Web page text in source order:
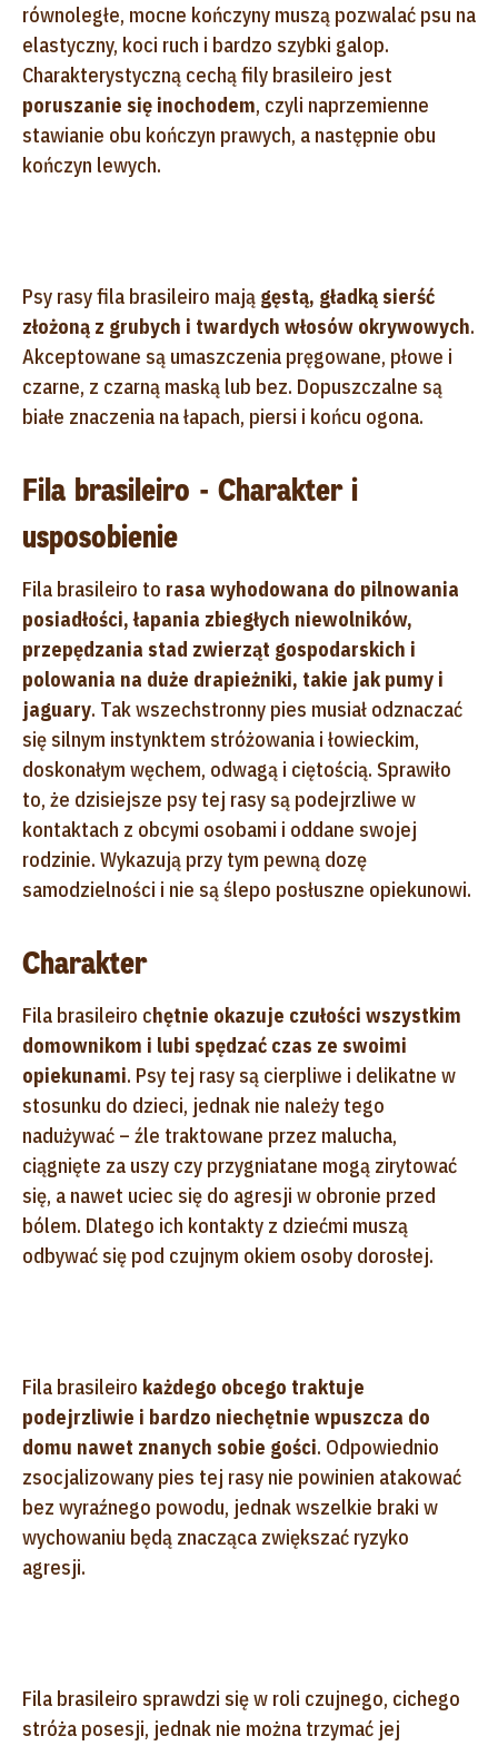
równoległe, mocne kończyny muszą pozwalać psu na
elastyczny, koci ruch i bardzo szybki galop.
Charakterystyczną cechą fily brasileiro jest
poruszanie się inochodem, czyli naprzemienne
stawianie obu kończyn prawych, a następnie obu
kończyn lewych.
Psy rasy fila brasileiro mają gęstą, gładką sierść
złożoną z grubych i twardych włosów okrywowych.
Akceptowane są umaszczenia pręgowane, płowe i
czarne, z czarną maską lub bez. Dopuszczalne są
białe znaczenia na łapach, piersi i końcu ogona.
Fila brasileiro - Charakter i
usposobienie
Fila brasileiro to rasa wyhodowana do pilnowania
posiadłości, łapania zbiegłych niewolników,
przepędzania stad zwierząt gospodarskich i
polowania na duże drapieżniki, takie jak pumy i
jaguary. Tak wszechstronny pies musiał odznaczać
się silnym instynktem stróżowania i łowieckim,
doskonałym węchem, odwagą i ciętością. Sprawiło
to, że dzisiejsze psy tej rasy są podejrzliwe w
kontaktach z obcymi osobami i oddane swojej
rodzinie. Wykazują przy tym pewną dozę
samodzielności i nie są ślepo posłuszne opiekunowi.
Charakter
Fila brasileiro chętnie okazuje czułości wszystkim
domownikom i lubi spędzać czas ze swoimi
opiekunami. Psy tej rasy są cierpliwe i delikatne w
stosunku do dzieci, jednak nie należy tego
nadużywać – źle traktowane przez malucha,
ciągnięte za uszy czy przygniatane mogą zirytować
się, a nawet uciec się do agresji w obronie przed
bólem. Dlatego ich kontakty z dziećmi muszą
odbywać się pod czujnym okiem osoby dorosłej.
Fila brasileiro każdego obcego traktuje
podejrzliwie i bardzo niechętnie wpuszcza do
domu nawet znanych sobie gości. Odpowiednio
zsocjalizowany pies tej rasy nie powinien atakować
bez wyraźnego powodu, jednak wszelkie braki w
wychowaniu będą znacząca zwiększać ryzyko
agresji.
Fila brasileiro sprawdzi się w roli czujnego, cichego
stróża posesji, jednak nie można trzymać jej